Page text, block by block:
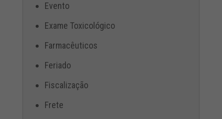
Evento
Exame Toxicológico
Farmacêuticos
Feriado
Fiscalização
Frete